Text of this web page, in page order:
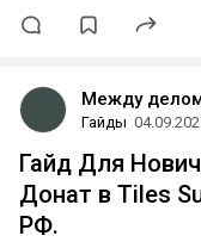
Между
Гайды
Гайд Для
Донат в Tiles
РФ.